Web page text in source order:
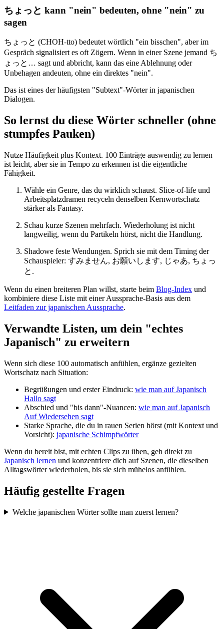
ちょっと kann "nein" bedeuten, ohne "nein" zu
sagen
ちょっと (CHOH-tto) bedeutet wörtlich "ein bisschen", aber im
Gespräch signalisiert es oft Zögern. Wenn in einer Szene jemand ち
ょっと… sagt und abbricht, kann das eine Ablehnung oder
Unbehagen andeuten, ohne ein direktes "nein".
Das ist eines der häufigsten "Subtext"-Wörter in japanischen
Dialogen.
So lernst du diese Wörter schneller (ohne
stumpfes Pauken)
Nutze Häufigkeit plus Kontext. 100 Einträge auswendig zu lernen
ist leicht, aber sie in Tempo zu erkennen ist die eigentliche
Fähigkeit.
Wähle ein Genre, das du wirklich schaust. Slice-of-life und
Arbeitsplatzdramen recyceln denselben Kernwortschatz
stärker als Fantasy.
Schau kurze Szenen mehrfach. Wiederholung ist nicht
langweilig, wenn du Partikeln hörst, nicht die Handlung.
Shadowe feste Wendungen. Sprich sie mit dem Timing der
Schauspieler: すみません, お願いします, じゃあ, ちょっ
と.
Wenn du einen breiteren Plan willst, starte beim Blog-Index und
kombiniere diese Liste mit einer Aussprache-Basis aus dem
Leitfaden zur japanischen Aussprache.
Verwandte Listen, um dein "echtes
Japanisch" zu erweitern
Wenn sich diese 100 automatisch anfühlen, ergänze gezielten
Wortschatz nach Situation:
Begrüßungen und erster Eindruck: wie man auf Japanisch
Hallo sagt
Abschied und "bis dann"-Nuancen: wie man auf Japanisch
Auf Wiedersehen sagt
Starke Sprache, die du in rauen Serien hörst (mit Kontext und
Vorsicht): japanische Schimpfwörter
Wenn du bereit bist, mit echten Clips zu üben, geh direkt zu
Japanisch lernen und konzentriere dich auf Szenen, die dieselben
Alltagswörter wiederholen, bis sie sich mühelos anfühlen.
Häufig gestellte Fragen
Welche japanischen Wörter sollte man zuerst lernen?